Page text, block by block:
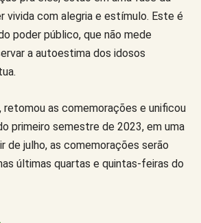
vivida com alegria e estímulo. Este é
poder público, que não mede
a autoestima dos idosos
as comemorações e unificou
primeiro semestre de 2023, em uma
de julho, as comemorações serão
últimas quartas e quintas-feiras do